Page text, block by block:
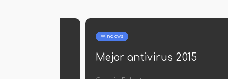
Requisitos del sistema de